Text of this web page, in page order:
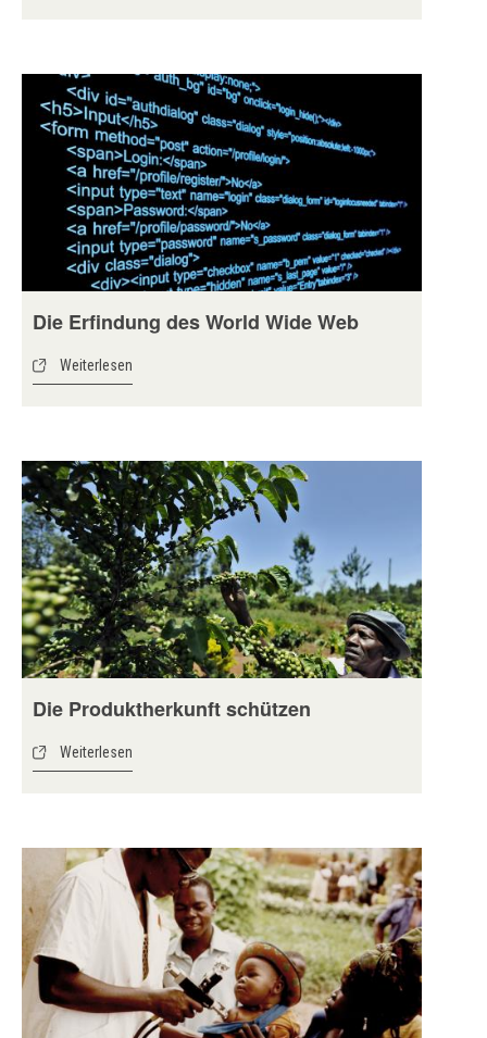
Die Erfindung des World Wide Web
Weiterlesen
Die Produktherkunft schützen
Weiterlesen